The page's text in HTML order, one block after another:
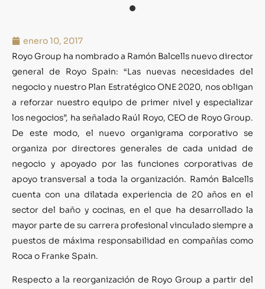
enero 10, 2017
Royo Group ha nombrado a Ramón Balcells nuevo director
general de Royo Spain: “Las nuevas necesidades del
negocio y nuestro Plan Estratégico ONE 2020, nos obligan
a reforzar nuestro equipo de primer nivel y especializar
los negocios”, ha señalado Raúl Royo, CEO de Royo Group.
De este modo, el nuevo organigrama corporativo se
organiza por directores generales de cada unidad de
negocio y apoyado por las funciones corporativas de
apoyo transversal a toda la organización. Ramón Balcells
cuenta con una dilatada experiencia de 20 años en el
sector del baño y cocinas, en el que ha desarrollado la
mayor parte de su carrera profesional vinculado siempre a
puestos de máxima responsabilidad en compañías como
Roca o Franke Spain.
Respecto a la reorganización de Royo Group a partir del